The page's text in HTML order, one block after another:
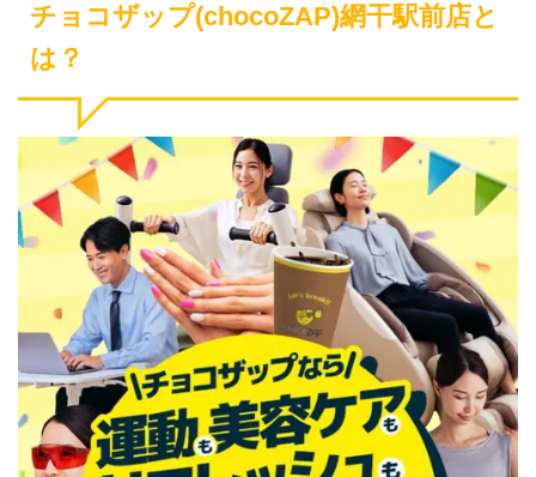
チョコザップ(chocoZAP)網干駅前店と
は？